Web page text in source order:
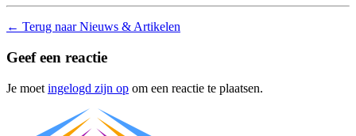
← Terug naar Nieuws & Artikelen
Geef een reactie
Je moet ingelogd zijn op om een reactie te plaatsen.